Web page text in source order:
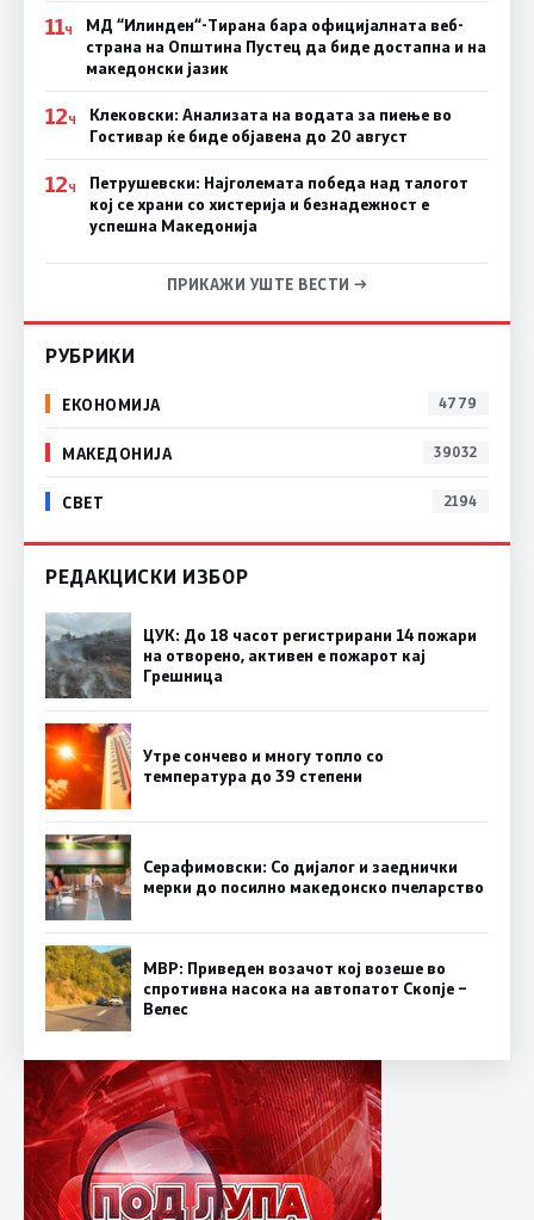
11Ч
МД “Илинден“-Тирана бара официјалната веб-
страна на Општина Пустец да биде достапна и на
македонски јазик
12Ч
Клековски: Анализата на водата за пиење во
Гостивар ќе биде објавена до 20 август
12Ч
Петрушевски: Најголемата победа над талогот
кој се храни со хистерија и безнадежност е
успешна Македонија
ПРИКАЖИ УШТЕ ВЕСТИ →
РУБРИКИ
ЕКОНОМИЈА 4779
МАКЕДОНИЈА 39032
СВЕТ 2194
РЕДАКЦИСКИ ИЗБОР
ЦУК: До 18 часот регистрирани 14 пожари
на отворено, активен е пожарот кај
Грешница
Утре сончево и многу топло со
температура до 39 степени
Серафимовски: Со дијалог и заеднички
мерки до посилно македонско пчеларство
МВР: Приведен возачот кој возеше во
спротивна насока на автопатот Скопје –
Велес